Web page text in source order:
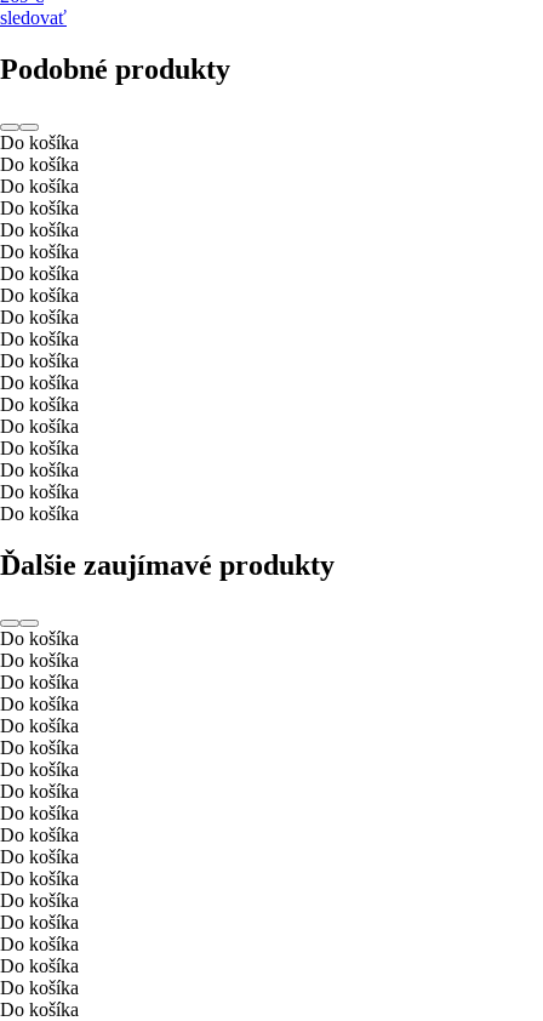
sledovať
Podobné produkty
Do košíka
Do košíka
Do košíka
Do košíka
Do košíka
Do košíka
Do košíka
Do košíka
Do košíka
Do košíka
Do košíka
Do košíka
Do košíka
Do košíka
Do košíka
Do košíka
Do košíka
Do košíka
Ďalšie zaujímavé produkty
Do košíka
Do košíka
Do košíka
Do košíka
Do košíka
Do košíka
Do košíka
Do košíka
Do košíka
Do košíka
Do košíka
Do košíka
Do košíka
Do košíka
Do košíka
Do košíka
Do košíka
Do košíka